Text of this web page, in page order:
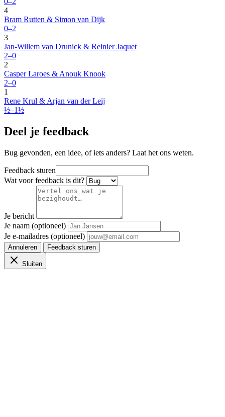
4
Bram Rutten & Simon van Dijk
0–2
3
Jan-Willem van Drunick & Reinier Jaquet
2–0
2
Casper Laroes & Anouk Knook
2–0
1
Rene Krul & Arjan van der Leij
½–1½
Deel je feedback
Bug gevonden, een idee, of iets anders? Laat het ons weten.
Feedback sturen
Wat voor feedback is dit?
Je bericht
Je naam (optioneel)
Je e-mailadres (optioneel)
Annuleren Feedback sturen
Sluiten